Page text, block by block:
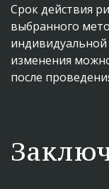
Срок действия
выбранного
изменения
после